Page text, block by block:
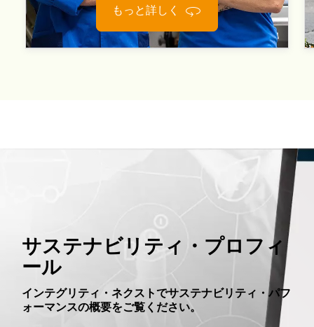
もっと詳しく
サステナビリティ・プロフィ
ール
インテグリティ・ネクストでサステナビリティ・パフ
ォーマンスの概要をご覧ください。